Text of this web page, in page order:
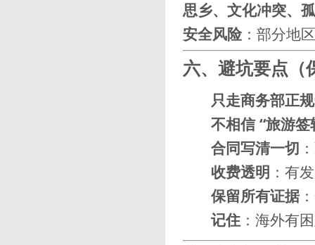
思乡、文化冲突、
安全风险：部分地
六、避坑要点（
只走商务部正
不相信 “旅游签
合同写清一切
收费透明 ：有
保留所有证据
记住 ：海外有